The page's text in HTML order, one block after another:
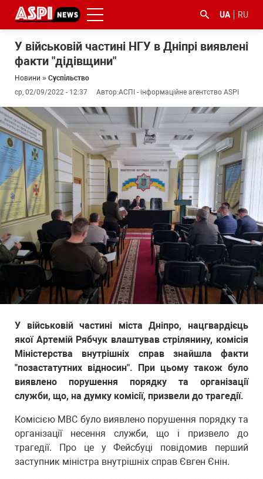
UA RU
У військовій частині НГУ в Дніпрі виявлені
факти "дідівщини"
Новини » Суспільство
ср, 02/09/2022 - 12:37
Автор:АСПІ - інформаційне агентство ASPI
У військовій частині міста Дніпро, нацгвардієць
якої Артемій Рябчук влаштував стрілянину, комісія
Міністерства внутрішніх справ знайшла факти
"позастатутних відносин". При цьому також було
виявлено порушення порядку та організації
служби, що, на думку комісії, призвели до трагедії.
Комісією МВС було виявлено порушення порядку та
організації несення служби, що і призвело до
трагедії. Про це у Фейсбуці повідомив перший
заступник міністра внутрішніх справ Євген Єнін.
#ООС
#боротьба
з
корупцією
#ДФС #Київ #коронавірус